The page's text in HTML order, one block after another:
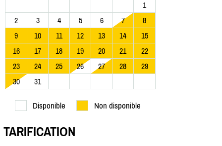
1
2
3 4 5 6 7
8
9
10 11 12 13 14
15
16
17 18 19 20 21
22
23
24 25 26 27 28
29
30
31
Disponible Non disponible
TARIFICATION